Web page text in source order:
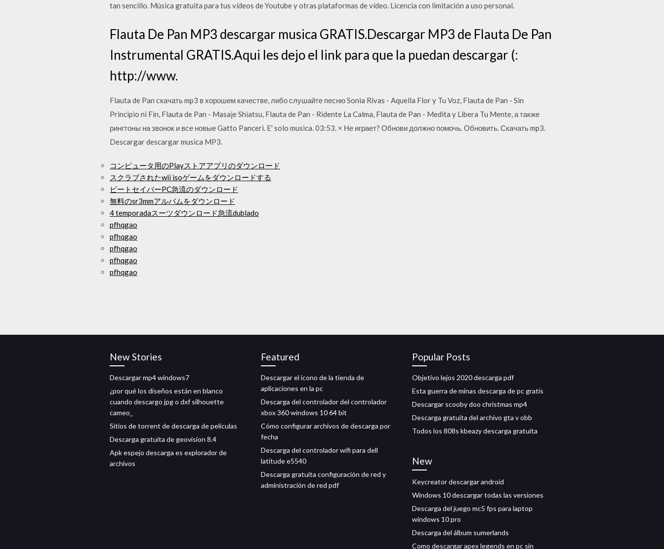
tan sencillo. Música gratuita para tus vídeos de Youtube y otras plataformas de vídeo. Licencia con limitación a uso personal.
Flauta De Pan MP3 descargar musica GRATIS.Descargar MP3 de Flauta De Pan
Instrumental GRATIS.Aqui les dejo el link para que la puedan descargar (:
http://www.
Flauta de Pan скачать mp3 в хорошем качестве, либо слушайте песню Sonia Rivas - Aquella Flor y Tu Voz, Flauta de Pan - Sin
Principio ni Fin, Flauta de Pan - Masaje Shiatsu, Flauta de Pan - Ridente La Calma, Flauta de Pan - Medita y Libera Tu Mente, а также
рингтоны на звонок и все новые Gatto Panceri. E' solo musica. 03:53. × Не играет? Обнови должно помочь. Обновить. Скачать mp3.
Descargar descargar musica MP3.
コンピュータ用のPlayストアアプリのダウンロード
スクラブされたwii isoゲームをダウンロードする
ビートセイバーPC急流のダウンロード
無料のsr3mmアルバムをダウンロード
4 temporadaスーツダウンロード急流dublado
pfhqgao
pfhqgao
pfhqgao
pfhqgao
pfhqgao
New Stories
Descargar mp4 windows7
¿por qué los diseños están en blanco
cuando descargo jpg o dxf silhouette
cameo_
Sitios de torrent de descarga de películas
Descarga gratuita de geovision 8.4
Apk espejo descarga es explorador de
archivos
Featured
Descargar el ícono de la tienda de
aplicaciones en la pc
Descarga del controlador del controlador
xbox 360 windows 10 64 bit
Cómo configurar archivos de descarga por
fecha
Descarga del controlador wifi para dell
latitude e5540
Descarga gratuita configuración de red y
administración de red pdf
Popular Posts
Objetivo lejos 2020 descarga pdf
Esta guerra de minas descarga de pc gratis
Descargar scooby doo christmas mp4
Descarga gratuita del archivo gta v obb
Todos los 808s kbeazy descarga gratuita
New
Keycreator descargar android
Windows 10 descargar todas las versiones
Descarga del juego mc5 fps para laptop
windows 10 pro
Descarga del álbum sumerlands
Como descargar apex legends en pc sin